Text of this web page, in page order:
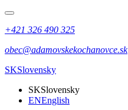
+421 326 490 325
obec@adamovskekochanovce.sk
SKSlovensky
SKSlovensky
ENEnglish